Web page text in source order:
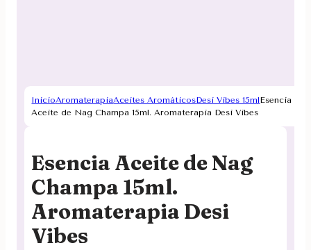
InicioAromaterapiaAceites AromáticosDesi Vibes 15mlEsencia
Aceite de Nag Champa 15ml. Aromaterapia Desi Vibes
Esencia Aceite de Nag
Champa 15ml.
Aromaterapia Desi
Vibes